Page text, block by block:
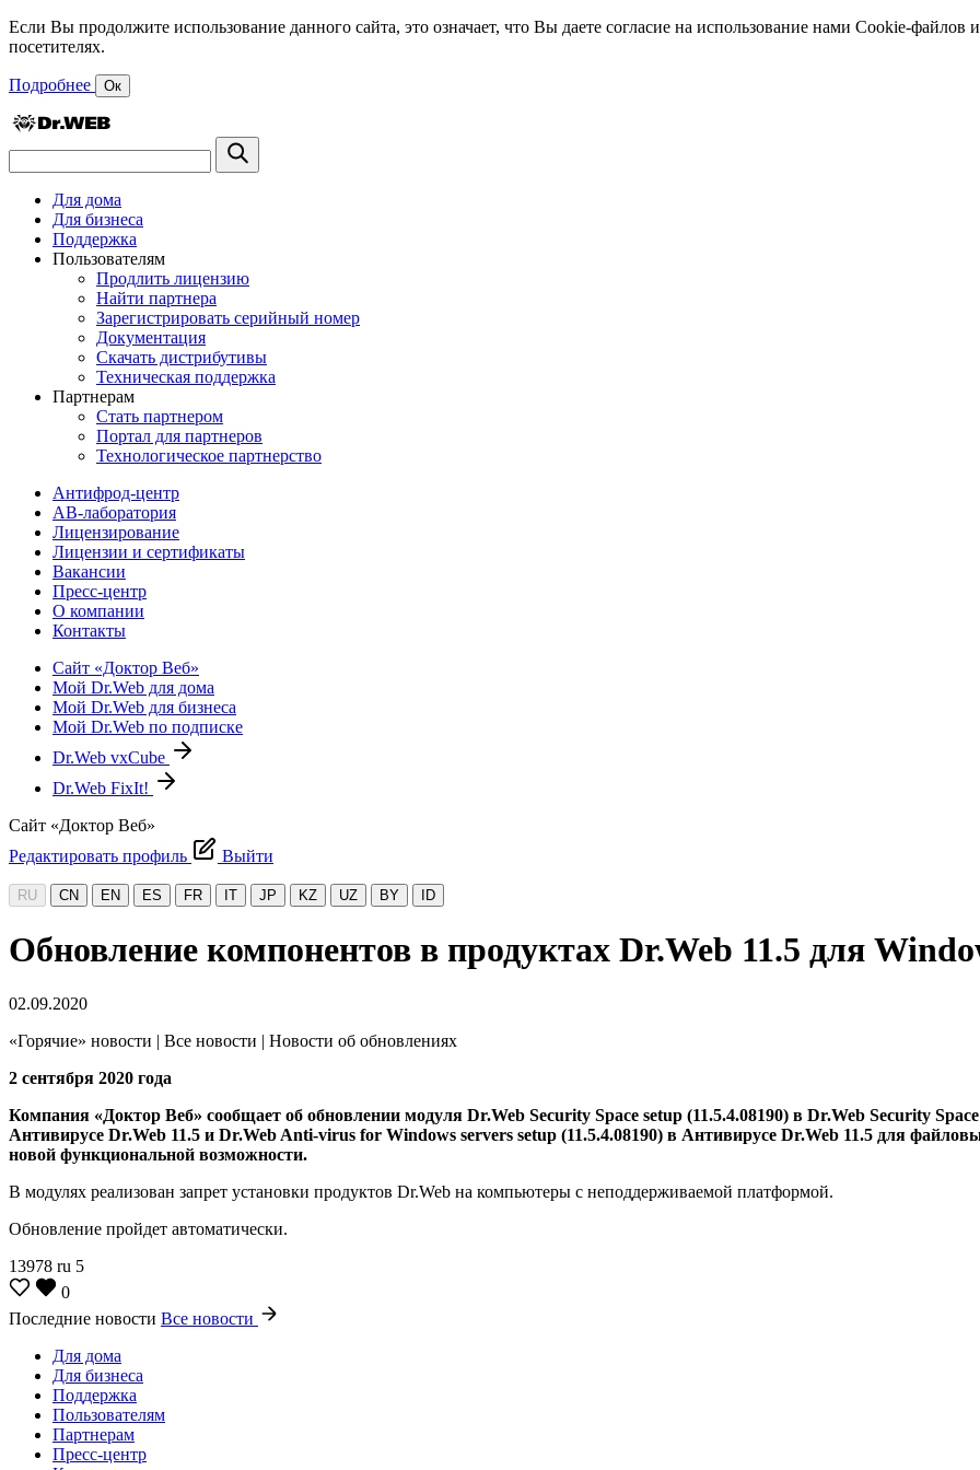
Если Вы продолжите использование данного сайта, это означает, что Вы даете согласие на использование нами Cookie-
посетителях.
Подробнее Ок
Для дома
Для бизнеса
Поддержка
Пользователям
Продлить лицензию
Найти партнера
Зарегистрировать серийный номер
Документация
Скачать дистрибутивы
Техническая поддержка
Партнерам
Стать партнером
Портал для партнеров
Технологическое партнерство
Антифрод-центр
АВ-лаборатория
Лицензирование
Лицензии и сертификаты
Вакансии
Пресс-центр
О компании
Контакты
Сайт «Доктор Веб»
Мой Dr.Web для дома
Мой Dr.Web для бизнеса
Мой Dr.Web по подписке
Dr.Web vxCube
Dr.Web FixIt!
Сайт «Доктор Веб»
Редактировать профиль
Выйти
RU CN EN ES FR IT JP KZ UZ BY ID
Обновление компонентов в продуктах Dr.Web 11.5 для
02.09.2020
«Горячие» новости | Все новости | Новости об обновлениях
2 сентября 2020 года
Компания «Доктор Веб» сообщает об обновлении модуля Dr.Web Security Space setup (11.5.4.08190) в Dr.Web Security
Антивирусе Dr.Web 11.5 и Dr.Web Anti-virus for Windows servers setup (11.5.4.08190) в Антивирусе Dr.Web 11.5 для
новой функциональной возможности.
В модулях реализован запрет установки продуктов Dr.Web на компьютеры с неподдерживаемой платформой.
Обновление пройдет автоматически.
13978 ru 5
0
Последние новости Все новости
Для дома
Для бизнеса
Поддержка
Пользователям
Партнерам
Пресс-центр